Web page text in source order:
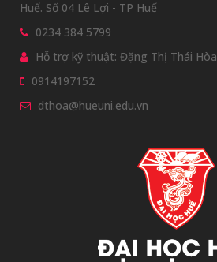
Huế. Số 04 Lê Lợi - TP Huế
0234 384 5799
Hỗ trợ kỹ thuật: Đặng Thị Thái Hòa
0914197152
dthoa@hueuni.edu.vn